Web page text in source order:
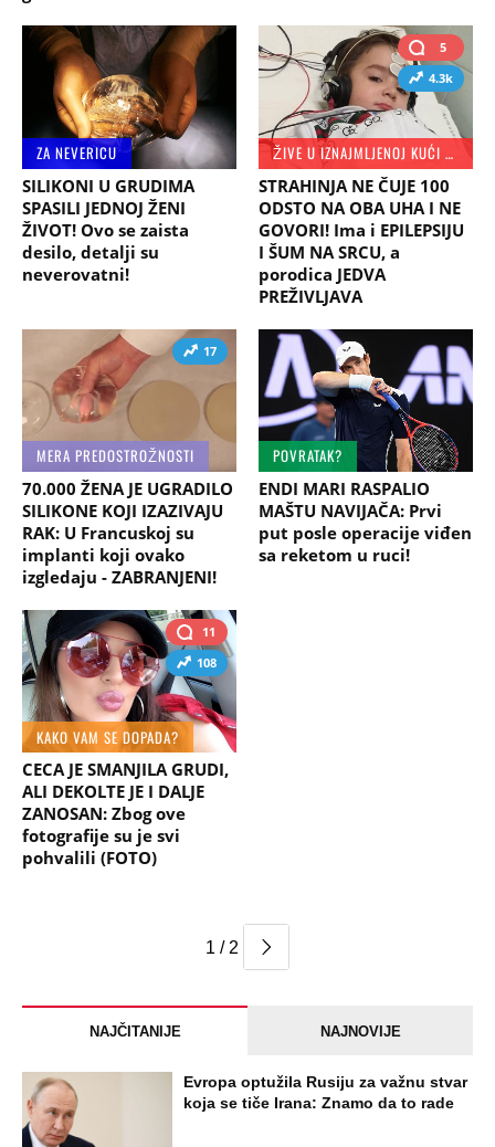
ZA NEVERICU
SILIKONI U GRUDIMA
SPASILI JEDNOJ ŽENI
ŽIVOT! Ovo se zaista
desilo, detalji su
neverovatni!
5
4.3k
ŽIVE U IZNAJMLJENOJ KUĆI BLIZU BOLNICE
STRAHINJA NE ČUJE 100
ODSTO NA OBA UHA I NE
GOVORI! Ima i EPILEPSIJU
I ŠUM NA SRCU, a
porodica JEDVA
PREŽIVLJAVA
17
MERA PREDOSTROŽNOSTI
70.000 ŽENA JE UGRADILO
SILIKONE KOJI IZAZIVAJU
RAK: U Francuskoj su
implanti koji ovako
izgledaju - ZABRANJENI!
POVRATAK?
ENDI MARI RASPALIO
MAŠTU NAVIJAČA: Prvi
put posle operacije viđen
sa reketom u ruci!
11
108
KAKO VAM SE DOPADA?
CECA JE SMANJILA GRUDI,
ALI DEKOLTE JE I DALJE
ZANOSAN: Zbog ove
fotografije su je svi
pohvalili (FOTO)
1 / 2
NAJČITANIJE NAJNOVIJE
Evropa optužila Rusiju za važnu stvar
koja se tiče Irana: Znamo da to rade